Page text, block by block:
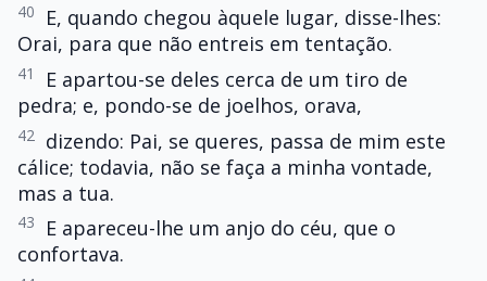
40
E, quando chegou àquele lugar, disse-lhes:
Orai, para que não entreis em tentação.
41
E apartou-se deles cerca de um tiro de
pedra; e, pondo-se de joelhos, orava,
42
dizendo: Pai, se queres, passa de mim este
cálice; todavia, não se faça a minha vontade,
mas a tua.
43
E apareceu-lhe um anjo do céu, que o
confortava.